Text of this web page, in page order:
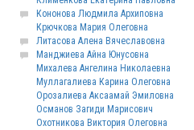
Кононова Людмила Архиповна
Крючкова Мария Олеговна
Литасова Алена Вячеславовна
Манджиева Айна Юнусовна
Михалева Ангелина Николаевна
Муллагалиева Карина Олеговна
Орозалиева Аксаамай Эмиловна
Османов Загиди Марисович
Охотникова Виктория Олеговна